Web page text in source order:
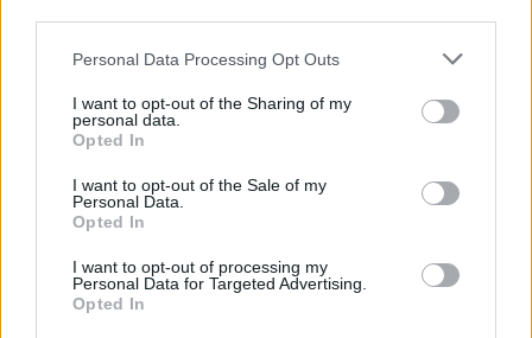
Personal Data Processing Opt Outs
I want to opt-out of the Sharing of my
personal data.
Opted In
I want to opt-out of the Sale of my
Personal Data.
Opted In
I want to opt-out of processing my
Personal Data for Targeted Advertising.
Opted In